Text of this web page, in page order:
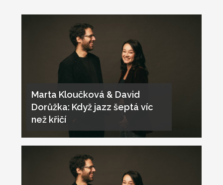
Marta Kloučková & David
Dorůžka: Když jazz šeptá víc
než křičí